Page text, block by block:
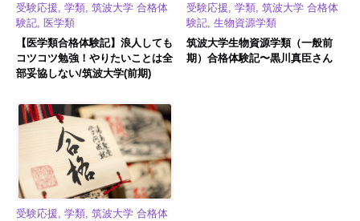
受験応援, 学類, 筑波大学 合格体
験記, 医学類
【医学類合格体験記】浪人しても
コツコツ勉強！やりたいことは全
部妥協しない/筑波大学(前期)
受験応援, 学類, 筑波大学 合格体
験記, 生物資源学類
筑波大学生物資源学類（一般前
期）合格体験記〜黒川真臣さん
受験応援, 学類, 筑波大学 合格体